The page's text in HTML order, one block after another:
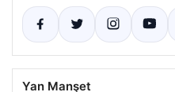
Yan Manşet